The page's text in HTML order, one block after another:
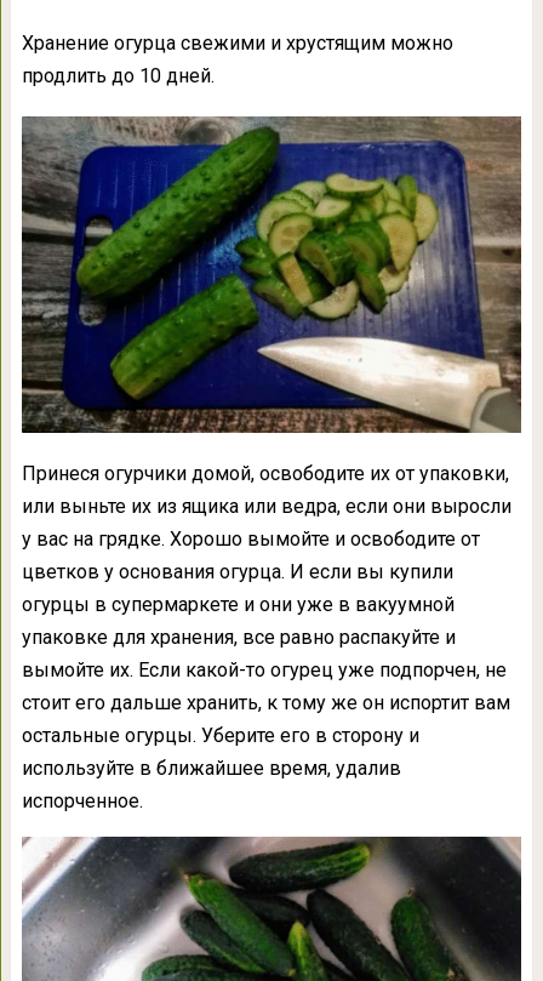
Хранение огурца свежими и хрустящим можно
продлить до 10 дней.
Принеся огурчики домой, освободите их от упаковки,
или выньте их из ящика или ведра, если они выросли
у вас на грядке. Хорошо вымойте и освободите от
цветков у основания огурца. И если вы купили
огурцы в супермаркете и они уже в вакуумной
упаковке для хранения, все равно распакуйте и
вымойте их. Если какой-то огурец уже подпорчен, не
стоит его дальше хранить, к тому же он испортит вам
остальные огурцы. Уберите его в сторону и
используйте в ближайшее время, удалив
испорченное.